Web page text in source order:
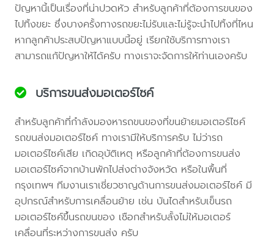
ปัญหานี้เป็นเรื่องที่น่าปวดหัว สำหรับลูกค้าที่ต้องการขนของ
ไปทิ้งขยะ ซึ่งบางครั้งทางรถขยะไม่รับและไม่รู้จะนำไปทิ้งที่ไหน
หากลูกค้าประสบปัญหาแบบนี้อยู่ เรียกใช้บริการทางเรา
สามารถแก้ปัญหาให้ได้ครับ ทางเราจะจัดการให้ท่านเองครับ
บริการขนส่งมอเตอร์ไซค์
สำหรับลูกค้าที่กำลังมองหารถขนของที่ขนย้ายมอเตอร์ไซค์
รถขนส่งมอเตอร์ไซค์ ทางเรามีให้บริการครับ ไม่ว่ารถ
มอเตอร์ไซค์เสีย เกิดอุบัติเหตุ หรือลูกค้าที่ต้องการขนส่ง
มอเตอร์ไซค์จากบ้านพักไปส่งต่างจังหวัด หรือในพื้นที่
กรุงเทพฯ ทีมงานเราเชี่ยวชาญด้านการขนส่งมอเตอร์ไซค์ มี
อุปกรณ์สำหรับการเคลื่อนย้าย เช่น บันไดสำหรับเข็นรถ
มอเตอร์ไซค์ขึ้นรถขนของ เชือกสำหรับลั้งไม่ให้มอเตอร์
เคลื่อนที่ระหว่างการขนส่ง ครับ